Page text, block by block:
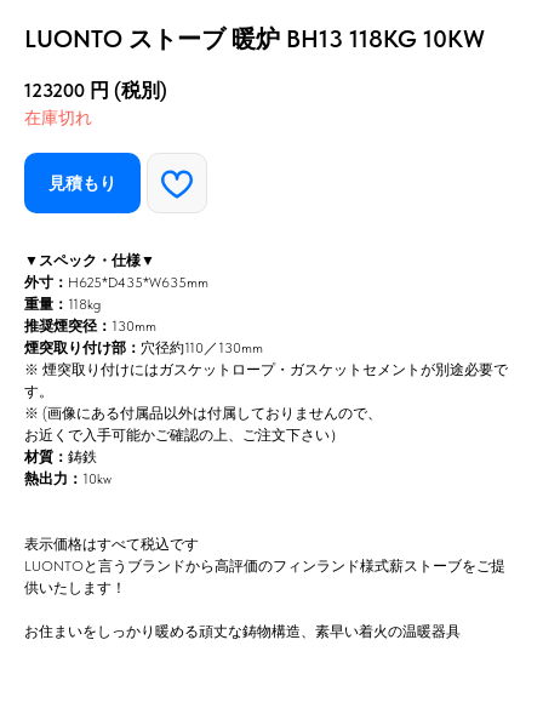
LUONTO ストーブ 暖炉 BH13 118KG 10KW
123200 円 (税別)
在庫切れ
見積もり
▼スペック・仕様▼
外寸： H625*D435*W635mm
重量： 118kg
推奨煙突径： 130mm
煙突取り付け部： 穴径約110／130mm
※ 煙突取り付けにはガスケットロープ・ガスケットセメントが別途必要で
す。
※ (画像にある付属品以外は付属しておりませんので、
お近くで入手可能かご確認の上、ご注文下さい）
材質： 鋳鉄
熱出力： 10kw
表示価格はすべて税込です
LUONTOと言うブランドから高評価のフィンランド様式薪ストーブをご提
供いたします！
お住まいをしっかり暖める頑丈な鋳物構造、素早い着火の温暖器具